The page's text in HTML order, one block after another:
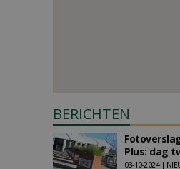
BERICHTEN
Plus: dag
03-10-2024 |